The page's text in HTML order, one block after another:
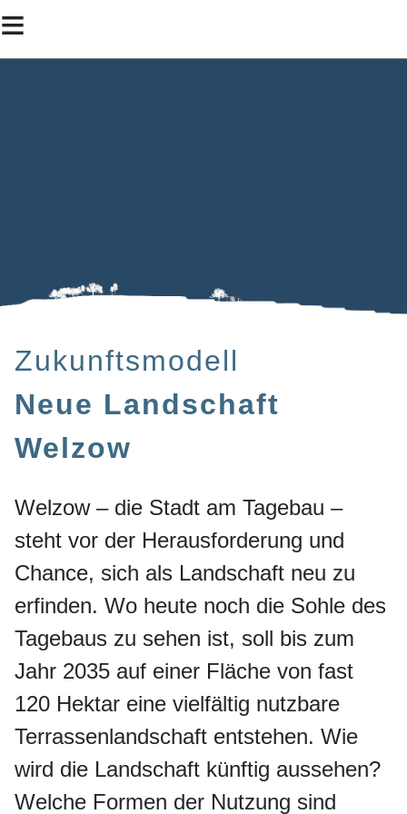
≡
Zukunftsmodell
Neue Landschaft
Welzow
Welzow – die Stadt am Tagebau –
steht vor der Herausforderung und
Chance, sich als Landschaft neu zu
erfinden. Wo heute noch die Sohle des
Tagebaus zu sehen ist, soll bis zum
Jahr 2035 auf einer Fläche von fast
120 Hektar eine vielfältig nutzbare
Terrassenlandschaft entstehen. Wie
wird die Landschaft künftig aussehen?
Welche Formen der Nutzung sind